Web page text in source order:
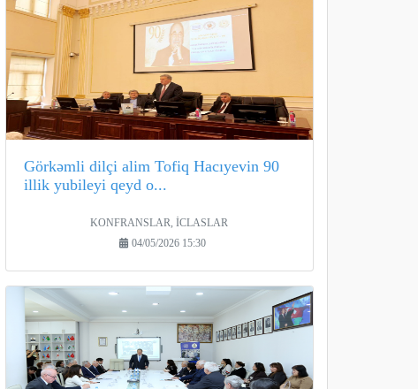
Görkəmli dilçi alim Tofiq Hacıyevin 90
illik yubileyi qeyd o...
KONFRANSLAR, İCLASLAR
04/05/2026 15:30